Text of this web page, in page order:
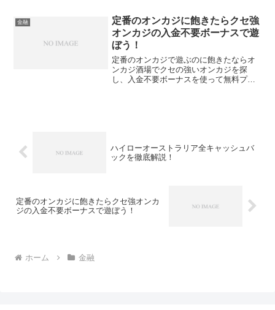
音楽はギャンブル脳を刺激する使用で
す。
金融
定番のオンカジに飽きたらクセ強
オンカジの入金不要ボーナスで遊
ぼう！
定番のオンカジで遊ぶのに飽きたならオ
ンカジ酒場でクセの強いオンカジを探
し、入金不要ボーナスを使って無料プレ
ハイローオーストラリア全キャッシュバ
ックを徹底解説！
定番のオンカジに飽きたらクセ強オンカ
ジの入金不要ボーナスで遊ぼう！
ホーム 金融